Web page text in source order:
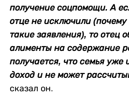
получение соцпомощи. А
отце не исключили
такие заявления), то отец
алименты на содержание
получается, что семья уже
доход и не может
сказал он.